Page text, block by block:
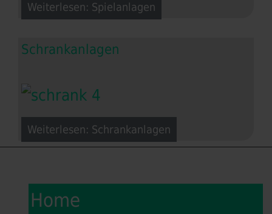
Weiterlesen: Spielanlagen
Schrankanlagen
Weiterlesen: Schrankanlagen
Home